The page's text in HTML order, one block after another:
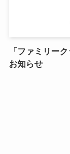
「ファミリー
お知らせ